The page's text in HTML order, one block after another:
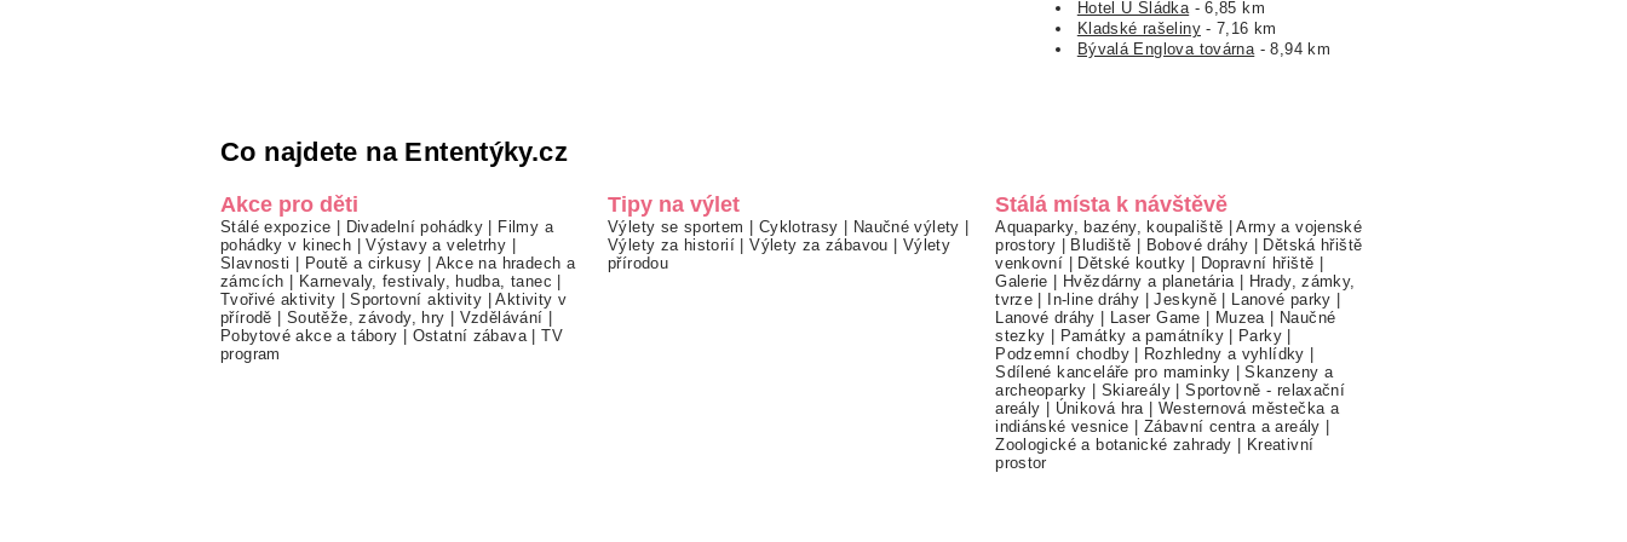
Hotel U Sládka- 6,85 km
Kladské rašeliny- 7,16 km
Bývalá Englova továrna- 8,94 km
Co najdete na Ententýky.cz
Akce pro děti
Stálé expozice | Divadelní pohádky | Filmy a
pohádky v kinech |Výstavy a veletrhy |
Slavnosti | Poutě a cirkusy | Akce na hradech a
zámcích | Karnevaly, festivaly, hudba, tanec |
Tvořivé aktivity |Sportovní aktivity |Aktivity v
přírodě | Soutěže, závody, hry | Vzdělávání |
Pobytové akce a tábory | Ostatní zábava |TV
program
Tipy na výlet
Výlety se sportem | Cyklotrasy | Naučné výlety |
Výlety za historií |Výlety za zábavou | Výlety
přírodou
Stálá místa k návštěvě
Aquaparky, bazény, koupaliště |Army a vojenské
prostory | Bludiště | Bobové dráhy | Dětská hřiště
venkovní | Dětské koutky | Dopravní hřiště |
Galerie | Hvězdárny a planetária | Hrady, zámky,
tvrze | In-line dráhy |Jeskyně | Lanové parky |
Lanové dráhy | Laser Game | Muzea | Naučné
stezky | Památky a památníky| Parky |
Podzemní chodby| Rozhledny a vyhlídky |
Sdílené kanceláře pro maminky |Skanzeny a
archeoparky | Skiareály |Sportovně - relaxační
areály | Úniková hra |Westernová městečka a
indiánské vesnice | Zábavní centra a areály |
Zoologické a botanické zahrady | Kreativní
prostor